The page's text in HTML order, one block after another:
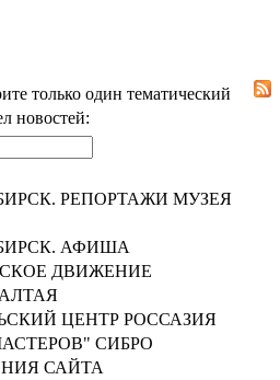
только один тематический
новостей:
РЕПОРТАЖИ МУЗЕЯ
АФИША
ДВИЖЕНИЕ
ЦЕНТР РОССАЗИЯ
СИБРО
САЙТА